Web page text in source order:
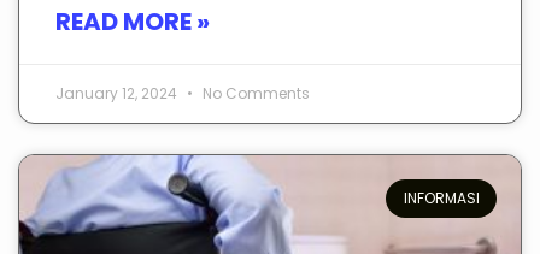
READ MORE »
January 12, 2024 No Comments
INFORMASI